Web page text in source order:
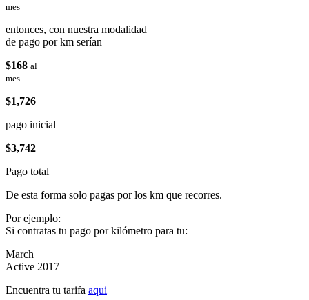
mes
entonces, con nuestra modalidad
de pago por km serían
$168 al
mes
$1,726
pago inicial
$3,742
Pago total
De esta forma solo pagas por los km que recorres.
Por ejemplo:
Si contratas tu pago por kilómetro para tu:
March
Active 2017
Encuentra tu tarifa aqui